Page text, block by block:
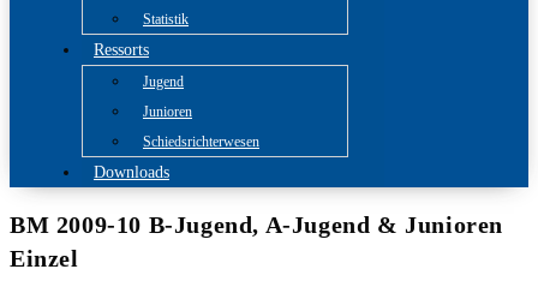
Statistik
Ressorts
Jugend
Junioren
Schiedsrichterwesen
Downloads
BM 2009-10 B-Jugend, A-Jugend & Junioren
Einzel